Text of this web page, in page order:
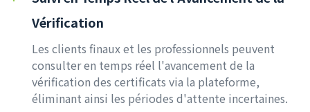
Vérification
Les clients finaux et les professionnels peuvent
consulter en temps réel l'avancement de la
vérification des certificats via la plateforme,
éliminant ainsi les périodes d'attente incertaines.